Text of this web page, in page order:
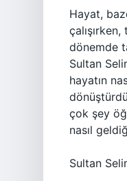
Hayat,
dönemde
Sultan
hayatın
çok şey
nasıl
Sultan